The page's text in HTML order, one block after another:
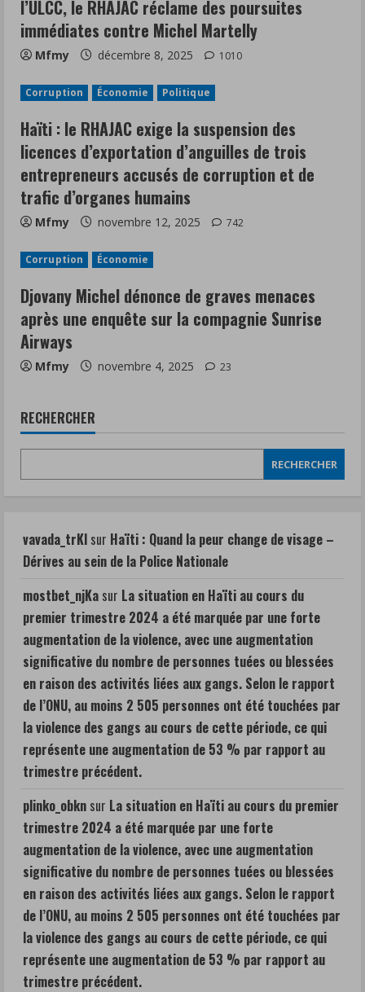
l’ULCC, le RHAJAC réclame des poursuites
immédiates contre Michel Martelly
Mfmy décembre 8, 2025 1010
Corruption Économie Politique
Haïti : le RHAJAC exige la suspension des
licences d’exportation d’anguilles de trois
entrepreneurs accusés de corruption et de
trafic d’organes humains
Mfmy novembre 12, 2025 742
Corruption Économie
Djovany Michel dénonce de graves menaces
après une enquête sur la compagnie Sunrise
Airways
Mfmy novembre 4, 2025 23
RECHERCHER
RECHERCHER
vavada_trKl sur Haïti : Quand la peur change de visage –
Dérives au sein de la Police Nationale
mostbet_njKa sur La situation en Haïti au cours du
premier trimestre 2024 a été marquée par une forte
augmentation de la violence, avec une augmentation
significative du nombre de personnes tuées ou blessées
en raison des activités liées aux gangs. Selon le rapport
de l’ONU, au moins 2 505 personnes ont été touchées par
la violence des gangs au cours de cette période, ce qui
représente une augmentation de 53 % par rapport au
trimestre précédent.
plinko_obkn sur La situation en Haïti au cours du premier
trimestre 2024 a été marquée par une forte
augmentation de la violence, avec une augmentation
significative du nombre de personnes tuées ou blessées
en raison des activités liées aux gangs. Selon le rapport
de l’ONU, au moins 2 505 personnes ont été touchées par
la violence des gangs au cours de cette période, ce qui
représente une augmentation de 53 % par rapport au
trimestre précédent.